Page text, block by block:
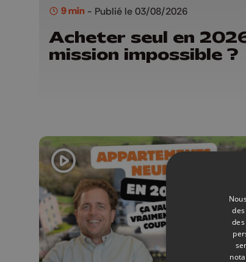
9 min - Publié le 03/08/2026
Acheter seul en
mission impossible ?